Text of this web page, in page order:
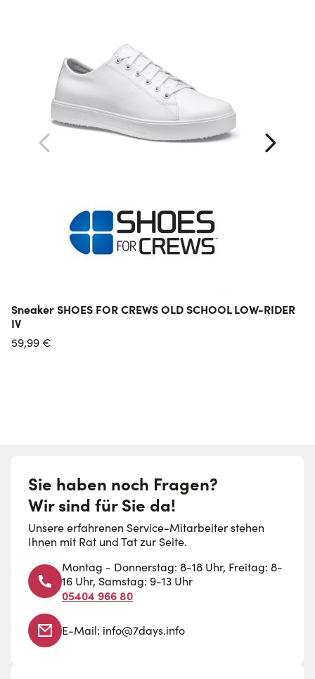
Sneaker SHOES FOR CREWS OLD SCHOOL LOW-RIDER
IV
59,99 €
Sie haben noch Fragen?
Wir sind für Sie da!
Unsere erfahrenen Service-Mitarbeiter stehen
Ihnen mit Rat und Tat zur Seite.
Montag - Donnerstag: 8-18 Uhr, Freitag: 8-
16 Uhr, Samstag: 9-13 Uhr
05404 966 80
E-Mail: info@7days.info